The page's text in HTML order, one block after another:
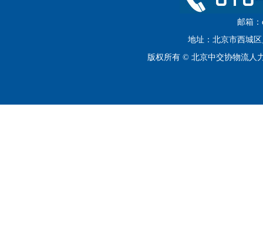
邮箱：
地址：北京市西城区
版权所有 © 北京中交协物流人